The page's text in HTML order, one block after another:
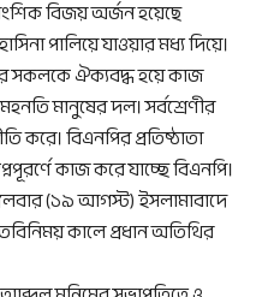
বিজয় অর্জন হয়েছে
পালিয়ে যাওয়ার মধ্য দিয়ে।
সকলকে ঐক্যবদ্ধ হয়ে কাজ
মানুষের দল। সর্বশ্রেণীর
করে। বিএনপির প্রতিষ্ঠাতা
কাজ করে যাচ্ছে বিএনপি।
(১৯ আগস্ট) ইসলামাবাদে
কালে প্রধান অতিথির